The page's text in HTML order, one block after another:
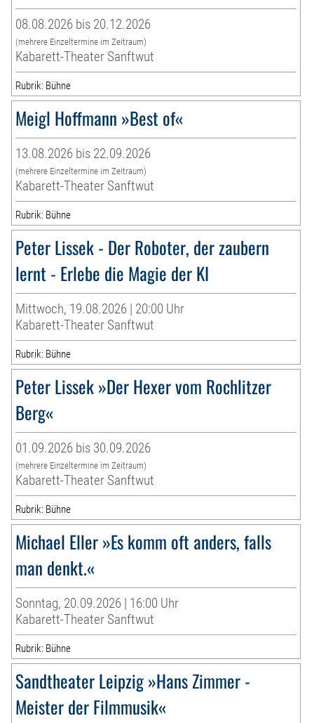
08.08.2026 bis 20.12.2026
(mehrere Einzeltermine im Zeitraum)
Kabarett-Theater Sanftwut
Rubrik: Bühne
Meigl Hoffmann »Best of«
13.08.2026 bis 22.09.2026
(mehrere Einzeltermine im Zeitraum)
Kabarett-Theater Sanftwut
Rubrik: Bühne
Peter Lissek - Der Roboter, der zaubern
lernt - Erlebe die Magie der KI
Mittwoch, 19.08.2026 | 20:00 Uhr
Kabarett-Theater Sanftwut
Rubrik: Bühne
Peter Lissek »Der Hexer vom Rochlitzer
Berg«
01.09.2026 bis 30.09.2026
(mehrere Einzeltermine im Zeitraum)
Kabarett-Theater Sanftwut
Rubrik: Bühne
Michael Eller »Es komm oft anders, falls
man denkt.«
Sonntag, 20.09.2026 | 16:00 Uhr
Kabarett-Theater Sanftwut
Rubrik: Bühne
Sandtheater Leipzig »Hans Zimmer -
Meister der Filmmusik«